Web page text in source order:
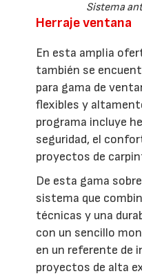
Sistema
Herraje ventana
En esta amplia
también se
para gama de
flexibles y
programa incluye
seguridad, el
proyectos de
De esta gama
sistema que
técnicas y una
con un sencillo
en un referente de
proyectos de alta